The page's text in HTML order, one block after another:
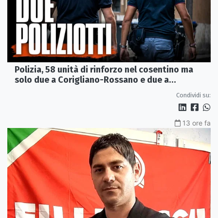
Polizia, 58 unità di rinforzo nel cosentino ma
solo due a Corigliano-Rossano e due a
Condividi su:
13 ore fa